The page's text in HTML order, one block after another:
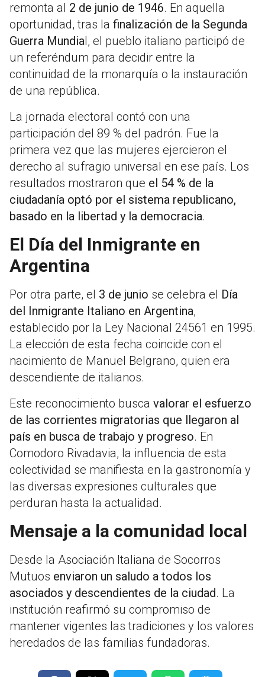
remonta al 2 de junio de 1946. En aquella
oportunidad, tras la finalización de la Segunda
Guerra Mundial, el pueblo italiano participó de
un referéndum para decidir entre la
continuidad de la monarquía o la instauración
de una república.
La jornada electoral contó con una
participación del 89 % del padrón. Fue la
primera vez que las mujeres ejercieron el
derecho al sufragio universal en ese país. Los
resultados mostraron que el 54 % de la
ciudadanía optó por el sistema republicano,
basado en la libertad y la democracia.
El Día del Inmigrante en
Argentina
Por otra parte, el 3 de junio se celebra el Día
del Inmigrante Italiano en Argentina,
establecido por la Ley Nacional 24561 en 1995.
La elección de esta fecha coincide con el
nacimiento de Manuel Belgrano, quien era
descendiente de italianos.
Este reconocimiento busca valorar el esfuerzo
de las corrientes migratorias que llegaron al
país en busca de trabajo y progreso. En
Comodoro Rivadavia, la influencia de esta
colectividad se manifiesta en la gastronomía y
las diversas expresiones culturales que
perduran hasta la actualidad.
Mensaje a la comunidad local
Desde la Asociación Italiana de Socorros
Mutuos enviaron un saludo a todos los
asociados y descendientes de la ciudad. La
institución reafirmó su compromiso de
mantener vigentes las tradiciones y los valores
heredados de las familias fundadoras.